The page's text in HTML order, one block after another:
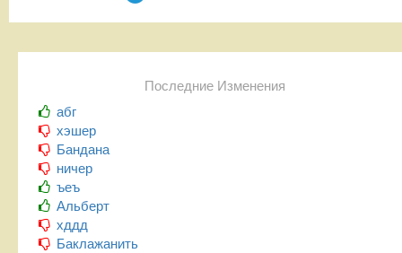
Последние Изменения
абг
хэшер
Бандана
ничер
ъеъ
Альберт
хддд
Баклажанить